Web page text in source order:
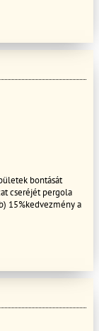
bontását
cseréjét pergola
15%kedvezmény a